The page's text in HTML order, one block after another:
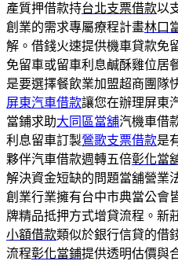
產質押借款持台北支票借款以
創業的需求專屬療程計畫林口
解。借錢火速提供機車貸款免
免留車或留車利息鹹酥雞位居
是要選擇餐飲業加盟超商團隊
屏東汽車借款讓您在辦理屏東
當鋪求助大同區當舖汽機車借
利息留車訂製鶯歌支票借款是
夥伴汽車借款週轉五倍彰化當
解決資金短缺的問題當舖營業
創業行業擁有台中市典當公會
牌精品抵押方式增貸流程。新
小額借款類似於銀行信貸的借
流程彰化當鋪提供透明估價與